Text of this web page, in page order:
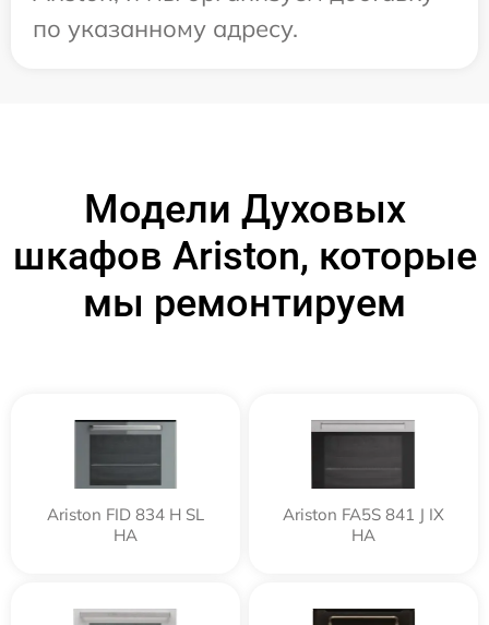
по указанному адресу.
Модели Духовых
шкафов Ariston, которые
мы ремонтируем
Ariston FID 834 H SL
HA
Ariston FA5S 841 J IX
HA